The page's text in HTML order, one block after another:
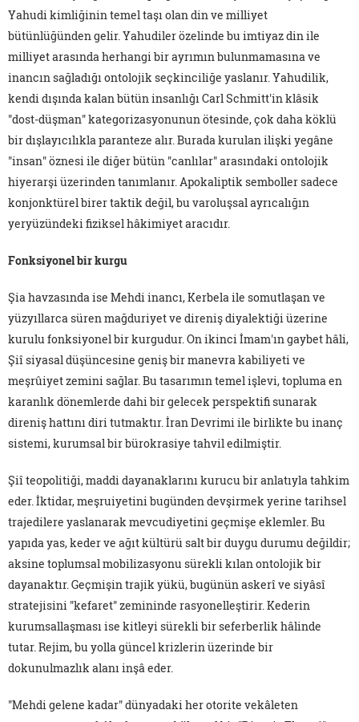
Yahudi kimliğinin temel taşı olan din ve milliyet
bütünlüğünden gelir. Yahudiler özelinde bu imtiyaz din ile
milliyet arasında herhangi bir ayrımın bulunmamasına ve
inancın sağladığı ontolojik seçkinciliğe yaslanır. Yahudilik,
kendi dışında kalan bütün insanlığı Carl Schmitt'in klâsik
"dost-düşman" kategorizasyonunun ötesinde, çok daha köklü
bir dışlayıcılıkla paranteze alır. Burada kurulan ilişki yegâne
"insan" öznesi ile diğer bütün "canlılar" arasındaki ontolojik
hiyerarşi üzerinden tanımlanır. Apokaliptik semboller sadece
konjonktürel birer taktik değil, bu varoluşsal ayrıcalığın
yeryüzündeki fiziksel hâkimiyet aracıdır.
Fonksiyonel bir kurgu
Şia havzasında ise Mehdi inancı, Kerbela ile somutlaşan ve
yüzyıllarca süren mağduriyet ve direniş diyalektiği üzerine
kurulu fonksiyonel bir kurgudur. On ikinci İmam'ın gaybet hâli,
Şiî siyasal düşüncesine geniş bir manevra kabiliyeti ve
meşrûiyet zemini sağlar. Bu tasarımın temel işlevi, topluma en
karanlık dönemlerde dahi bir gelecek perspektifi sunarak
direniş hattını diri tutmaktır. İran Devrimi ile birlikte bu inanç
sistemi, kurumsal bir bürokrasiye tahvil edilmiştir.
Şiî teopolitiği, maddi dayanaklarını kurucu bir anlatıyla tahkim
eder. İktidar, meşruiyetini bugünden devşirmek yerine tarihsel
trajedilere yaslanarak mevcudiyetini geçmişe eklemler. Bu
yapıda yas, keder ve ağıt kültürü salt bir duygu durumu değildir;
aksine toplumsal mobilizasyonu sürekli kılan ontolojik bir
dayanaktır. Geçmişin trajik yükü, bugünün askerî ve siyâsî
stratejisini "kefaret" zemininde rasyonelleştirir. Kederin
kurumsallaşması ise kitleyi sürekli bir seferberlik hâlinde
tutar. Rejim, bu yolla güncel krizlerin üzerinde bir
dokunulmazlık alanı inşâ eder.
"Mehdi gelene kadar" dünyadaki her otorite vekâleten